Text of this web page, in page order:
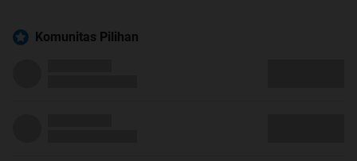
Komunitas Pilihan